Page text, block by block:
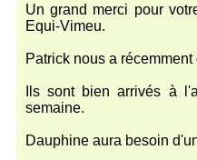
Un grand merci pour
Equi-Vimeu.
Patrick nous a
Ils sont bien arrivés à
semaine.
Dauphine aura besoin